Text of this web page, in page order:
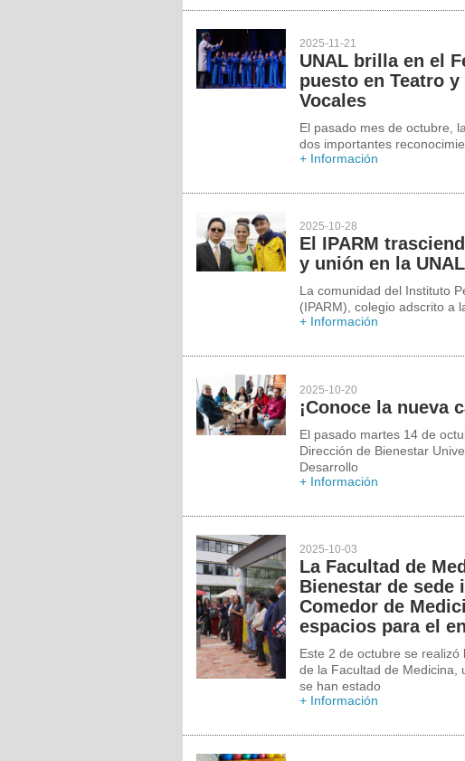
2025-11-21
UNAL brilla en el
puesto en Teatro
Vocales
El pasado mes de octubre,
dos importantes
+ Información
2025-10-28
El IPARM
y unión en la UNAL
La comunidad del Instituto
(IPARM), colegio adscrito a
+ Información
2025-10-20
¡Conoce la nueva
El pasado martes 14 de
Dirección de Bienestar
Desarrollo
+ Información
2025-10-03
La Facultad de
Bienestar de sede
Comedor de
espacios para el
Este 2 de octubre se
de la Facultad de Medicina,
se han estado
+ Información